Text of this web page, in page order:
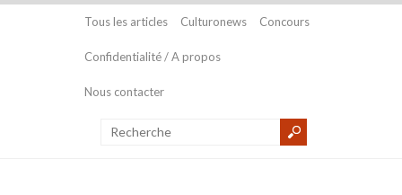
Tous les articles Culturonews Concours
Confidentialité / A propos
Nous contacter